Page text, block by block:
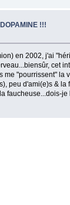
!!!
en 2002, j'ai
cet
me "pourrissent"
peu d'ami(e)s &
faucheuse...dois-